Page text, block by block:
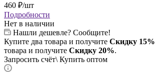
460 ₽/шт
Подробности
Нет в наличии
Нашли дешевле? Сообщите!
Купите два товара и получите Скидку 15%
товара и получите Скидку 20%.
Запросить счёт\ Купить оптом